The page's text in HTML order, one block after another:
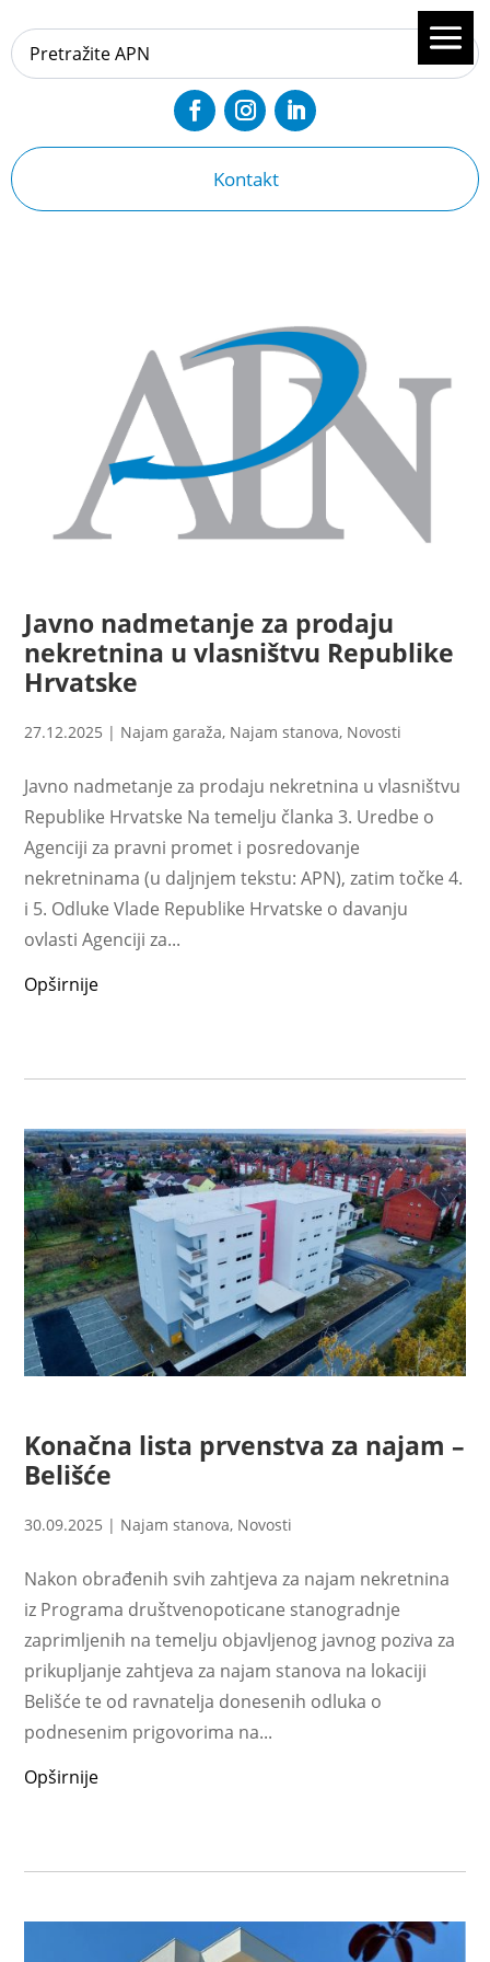
Kontakt
Javno nadmetanje za prodaju
nekretnina u vlasništvu Republike
Hrvatske
27.12.2025 | Najam garaža, Najam stanova, Novosti
Javno nadmetanje za prodaju nekretnina u vlasništvu
Republike Hrvatske Na temelju članka 3. Uredbe o
Agenciji za pravni promet i posredovanje
nekretninama (u daljnjem tekstu: APN), zatim točke 4.
i 5. Odluke Vlade Republike Hrvatske o davanju
ovlasti Agenciji za...
Opširnije
Konačna lista prvenstva za najam –
Belišće
30.09.2025 | Najam stanova, Novosti
Nakon obrađenih svih zahtjeva za najam nekretnina
iz Programa društvenopoticane stanogradnje
zaprimljenih na temelju objavljenog javnog poziva za
prikupljanje zahtjeva za najam stanova na lokaciji
Belišće te od ravnatelja donesenih odluka o
podnesenim prigovorima na...
Opširnije